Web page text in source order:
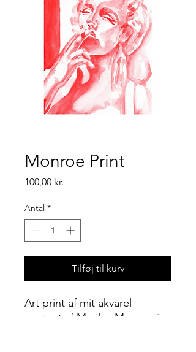
Monroe Print
100,00 kr.
Antal *
Tilføj til kurv
Art print af mit akvarel
portræt af Marilyn Monroe i